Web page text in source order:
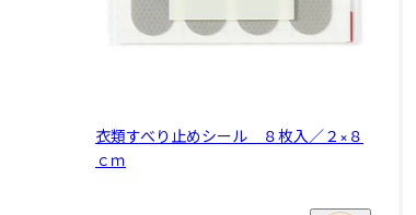
衣類すべり止めシール ８枚入／２×８
ｃｍ